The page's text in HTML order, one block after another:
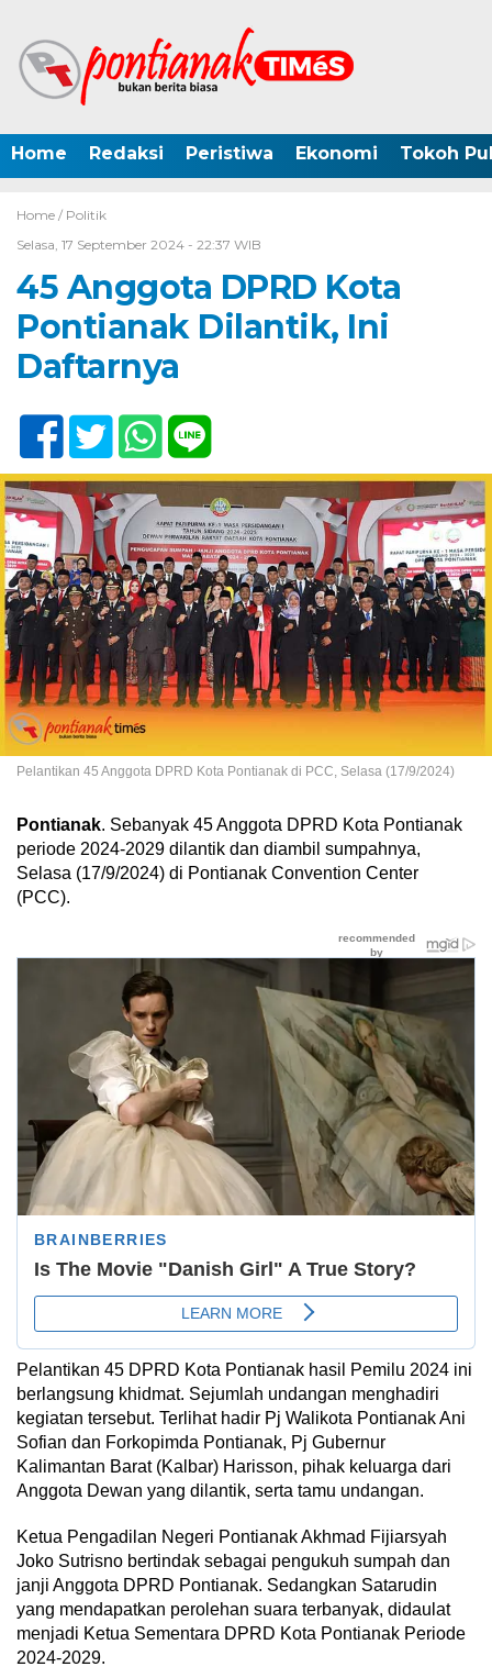
Home Redaksi Peristiwa Ekonomi Tokoh
Home / Politik
Selasa, 17 September 2024 - 22:37 WIB
45 Anggota DPRD Kota
Pontianak Dilantik, Ini
Daftarnya
Pelantikan 45 Anggota DPRD Kota Pontianak di PCC, Selasa (17/9/2024)
Pontianak. Sebanyak 45 Anggota DPRD Kota Pontianak
periode 2024-2029 dilantik dan diambil sumpahnya,
Selasa (17/9/2024) di Pontianak Convention Center
(PCC).
Pelantikan 45 DPRD Kota Pontianak hasil Pemilu 2024 ini
berlangsung khidmat. Sejumlah undangan menghadiri
kegiatan tersebut. Terlihat hadir Pj Walikota Pontianak Ani
Sofian dan Forkopimda Pontianak, Pj Gubernur
Kalimantan Barat (Kalbar) Harisson, pihak keluarga dari
Anggota Dewan yang dilantik, serta tamu undangan.
Ketua Pengadilan Negeri Pontianak Akhmad Fijiarsyah
Joko Sutrisno bertindak sebagai pengukuh sumpah dan
janji Anggota DPRD Pontianak. Sedangkan Satarudin
yang mendapatkan perolehan suara terbanyak, didaulat
menjadi Ketua Sementara DPRD Kota Pontianak Periode
2024-2029.